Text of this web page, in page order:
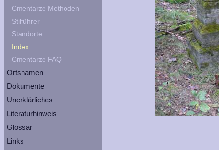
Cmentarze Methoden
Stilführer
Standorte
Index
Cmentarze FAQ
Ortsnamen
Dokumente
Unerklärliches
Literaturhinweis
Glossar
Links